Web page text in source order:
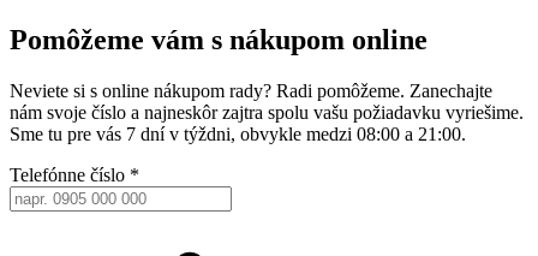
Pomôžeme vám s nákupom online
Neviete si s online nákupom rady? Radi pomôžeme. Zanechajte
nám svoje číslo a najneskôr zajtra spolu vašu požiadavku vyriešime.
Sme tu pre vás 7 dní v týždni, obvykle medzi 08:00 a 21:00.
Telefónne číslo *